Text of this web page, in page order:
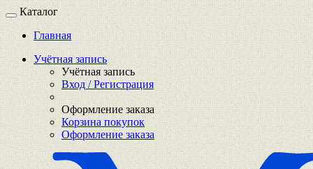
Каталог
Главная
Учётная запись
Учётная запись
Вход / Регистрация
Оформление заказа
Корзина покупок
Оформление заказа